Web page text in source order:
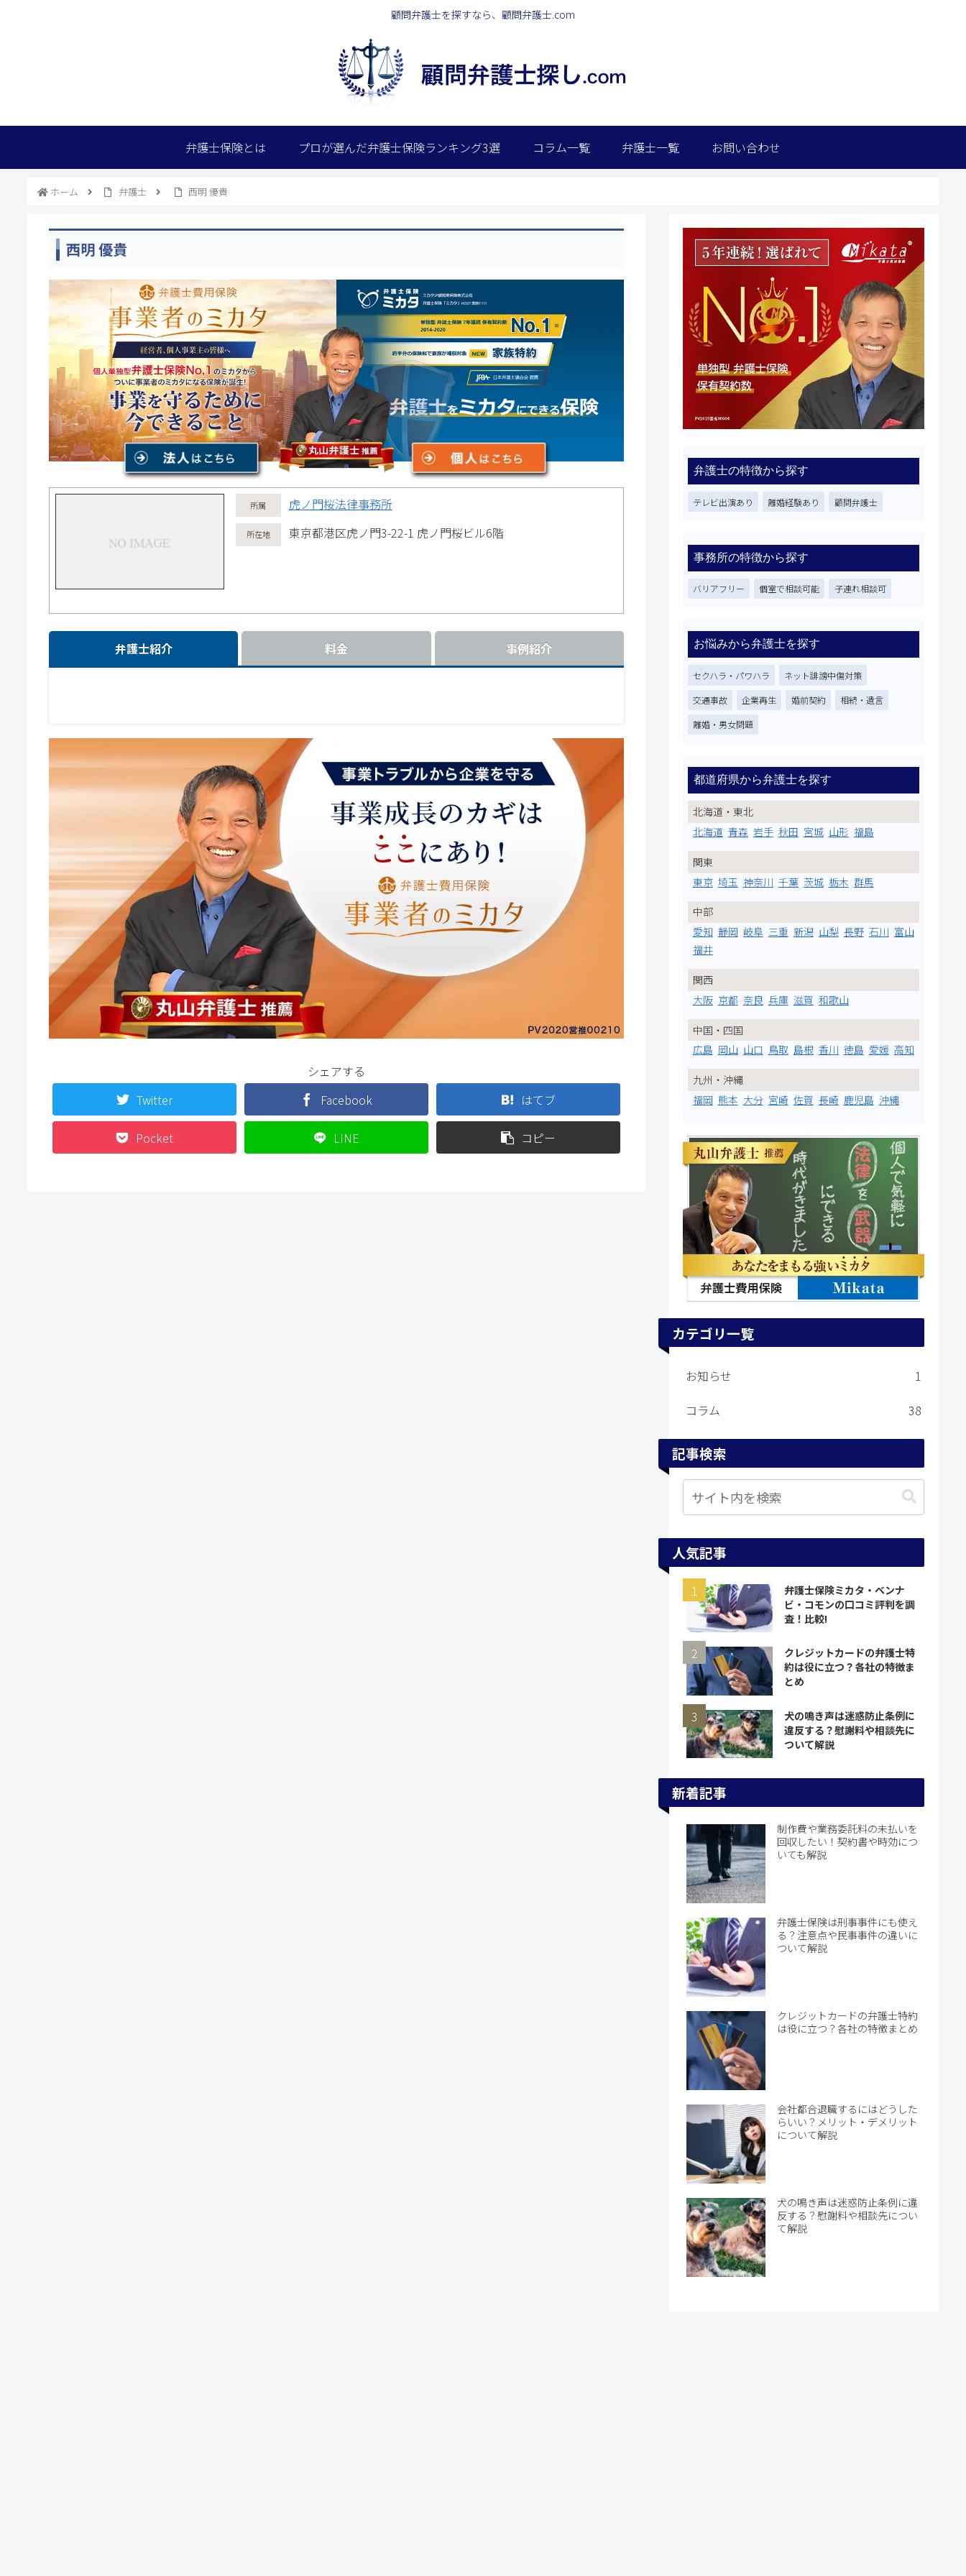
顧問弁護士を探すなら、顧問弁護士.com
弁護士保険とは プロが選んだ弁護士保険ランキング3選 コラム一覧 弁護士一覧 お問い合わせ
ホーム 弁護士 西明 優貴
西明 優貴
虎ノ門桜法律事務所
東京都港区虎ノ門3-22-1 虎ノ門桜ビル6階
弁護士紹介 料金 事例紹介
シェアする
Twitter
Facebook はてブ
Pocket LINE コピー
弁護士の特徴から探す
テレビ出演あり 離婚経験あり 顧問弁護士
事務所の特徴から探す
バリアフリー 個室で相談可能 子連れ相談可
お悩みから弁護士を探す
セクハラ・パワハラ ネット誹謗中傷対策
交通事故 企業再生 婚前契約 相続・遺言
離婚・男女問題
都道府県から弁護士を探す
北海道・東北
北海道 青森 岩手 秋田 宮城 山形 福島
関東
東京 埼玉 神奈川 千葉 茨城 栃木 群馬
中部
愛知 静岡 岐阜 三重 新潟 山梨 長野 石川 富山
福井
関西
大阪 京都 奈良 兵庫 滋賀 和歌山
中国・四国
広島 岡山 山口 鳥取 島根 香川 徳島 愛媛 高知
九州・沖縄
福岡 熊本 大分 宮崎 佐賀 長崎 鹿児島 沖縄
カテゴリ一覧
お知らせ
1
コラム
38
記事検索
人気記事
弁護士保険ミカタ・ベンナ
ビ・コモンの口コミ評判を調
査！比較!
クレジットカードの弁護士特
約は役に立つ？各社の特徴ま
とめ
犬の鳴き声は迷惑防止条例に
違反する？慰謝料や相談先に
ついて解説
新着記事
制作費や業務委託料の未払いを
回収したい！契約書や時効につ
いても解説
弁護士保険は刑事事件にも使え
る？注意点や民事事件の違いに
ついて解説
クレジットカードの弁護士特約
は役に立つ？各社の特徴まとめ
会社都合退職するにはどうした
らいい？メリット・デメリット
について解説
犬の鳴き声は迷惑防止条例に違
反する？慰謝料や相談先につい
て解説